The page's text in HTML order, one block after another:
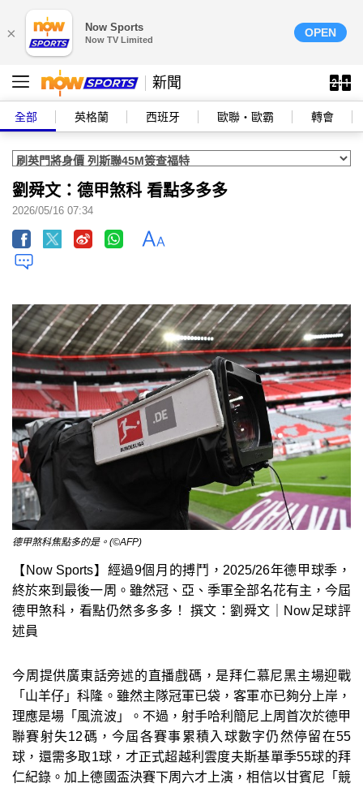
× Now Sports
Now TV Limited
OPEN
新聞
全部 英格蘭 西班牙 歐聯‧歐霸 轉會
劉舜文：德甲煞科 看點多多多
2026/05/16 07:34
德甲煞科焦點多的是。(©AFP)
【Now Sports】經過9個月的搏鬥，2025/26年德甲球季，
終於來到最後一周。雖然冠、亞、季軍全部名花有主，今屆
德甲煞科，看點仍然多多多！ 撰文：劉舜文｜Now足球評
述員
今周提供廣東話旁述的直播戲碼，是拜仁慕尼黑主場迎戰
「山羊仔」科隆。雖然主隊冠軍已袋，客軍亦已夠分上岸，
理應是場「風流波」。不過，射手哈利簡尼上周首次於德甲
聯賽射失12碼，今屆各賽事累積入球數字仍然停留在55
球，還需多取1球，才正式超越利雲度夫斯基單季55球的拜
仁紀錄。加上德國盃決賽下周六才上演，相信以甘賓尼「競